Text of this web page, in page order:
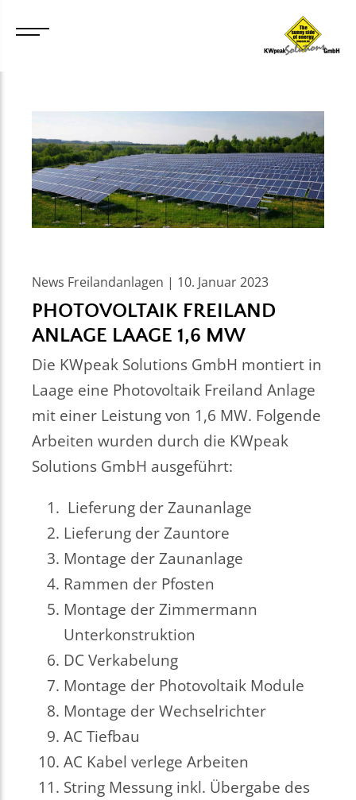
News Freilandanlagen | 10. Januar 2023
PHOTOVOLTAIK FREILAND
ANLAGE LAAGE 1,6 MW
Die KWpeak Solutions GmbH montiert in
Laage eine Photovoltaik Freiland Anlage
mit einer Leistung von 1,6 MW. Folgende
Arbeiten wurden durch die KWpeak
Solutions GmbH ausgeführt:
Lieferung der Zaunanlage
Lieferung der Zauntore
Montage der Zaunanlage
Rammen der Pfosten
Montage der Zimmermann
Unterkonstruktion
DC Verkabelung
Montage der Photovoltaik Module
Montage der Wechselrichter
AC Tiefbau
AC Kabel verlege Arbeiten
String Messung inkl. Übergabe des